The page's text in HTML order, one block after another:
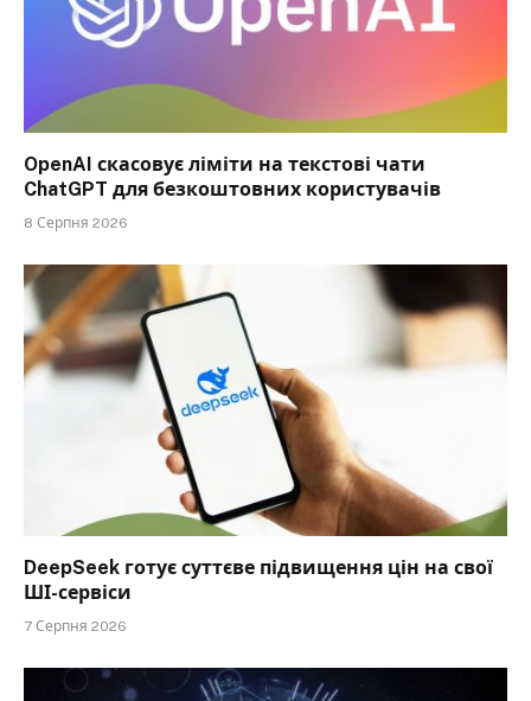
OpenAI скасовує ліміти на текстові чати
ChatGPT для безкоштовних користувачів
8 Серпня 2026
DeepSeek готує суттєве підвищення цін на свої
ШІ-сервіси
7 Серпня 2026